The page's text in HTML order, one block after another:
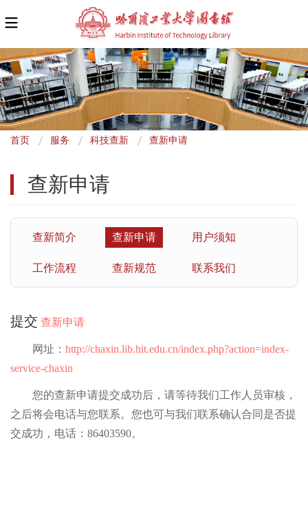
面
首页 服务 科技查新 查新申请
查新申请
查新简介 查新申请 用户须知
工作流程 查新规范 联系我们
提交 查新申请
网址： http://chaxin.lib.hit.edu.cn/index.php?action=index-
service-chaxin
您的查新申请提交成功后，请等待我们工作人员审核，
之后将会电话与您联系。您也可与我们联系确认合同是否提
交成功，电话：86403590。